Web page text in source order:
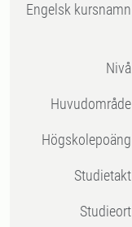
Engelsk kursnamn
Nivå
Huvudområde
högskolepoäng
Studietakt
Studieort